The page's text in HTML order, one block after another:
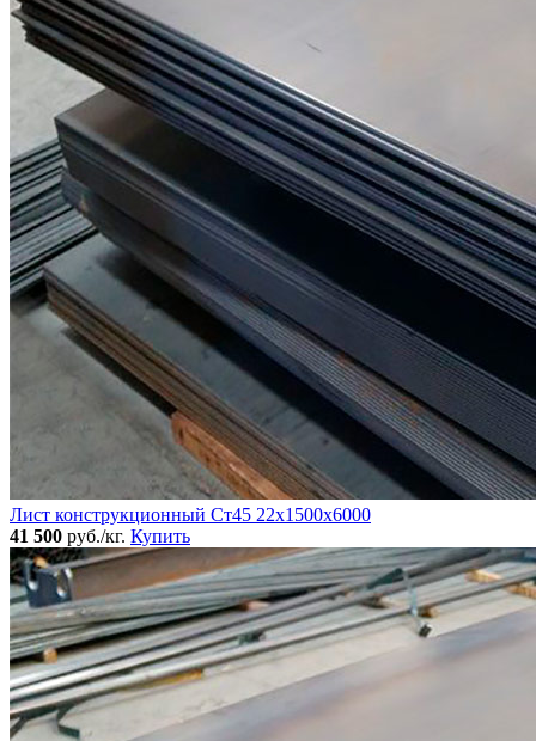
Лист конструкционный Ст45 22х1500х6000
41 500 руб./кг. Купить